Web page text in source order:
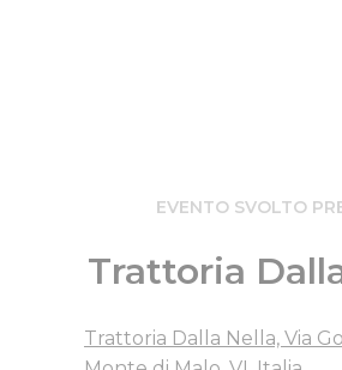
EVENTO SVOLTO
Trattoria
Trattoria Dalla Nella, Via